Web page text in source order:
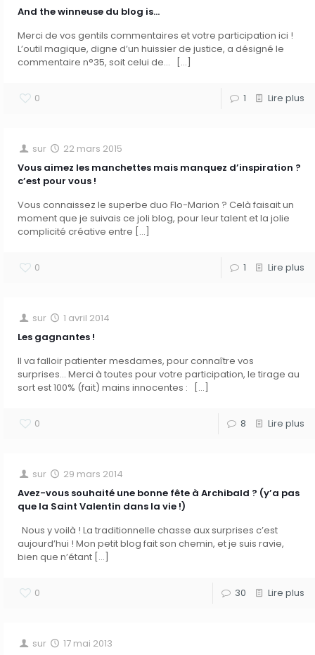
And the winneuse du blog is…
Merci de vos gentils commentaires et votre participation ici !
L’outil magique, digne d’un huissier de justice, a désigné le
commentaire n°35, soit celui de…
[…]
0 1 Lire plus
sur
22 mars 2015
Vous aimez les manchettes mais manquez d’inspiration ?
c’est pour vous !
Vous connaissez le superbe duo Flo-Marion ? Celà faisait un
moment que je suivais ce joli blog, pour leur talent et la jolie
complicité créative entre […]
0 1 Lire plus
sur
1 avril 2014
Les gagnantes !
Il va falloir patienter mesdames, pour connaître vos
surprises… Merci à toutes pour votre participation, le tirage au
sort est 100% (fait) mains innocentes :
[…]
0 8 Lire plus
sur
29 mars 2014
Avez-vous souhaité une bonne fête à Archibald ? (y’a pas
que la Saint Valentin dans la vie !)
Nous y voilà ! La traditionnelle chasse aux surprises c’est
aujourd’hui ! Mon petit blog fait son chemin, et je suis ravie,
bien que n’étant […]
0 30 Lire plus
sur
17 mai 2013